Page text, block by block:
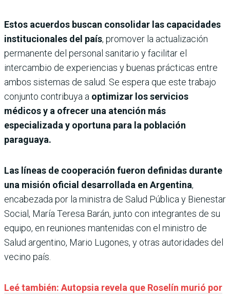
Estos acuerdos buscan consolidar las capacidades
institucionales del país, promover la actualización
permanente del personal sanitario y facilitar el
intercambio de experiencias y buenas prácticas entre
ambos sistemas de salud. Se espera que este trabajo
conjunto contribuya a optimizar los servicios
médicos y a ofrecer una atención más
especializada y oportuna para la población
paraguaya.
Las líneas de cooperación fueron definidas durante
una misión oficial desarrollada en Argentina,
encabezada por la ministra de Salud Pública y Bienestar
Social, María Teresa Barán, junto con integrantes de su
equipo, en reuniones mantenidas con el ministro de
Salud argentino, Mario Lugones, y otras autoridades del
vecino país.
Leé también: Autopsia revela que Roselín murió por